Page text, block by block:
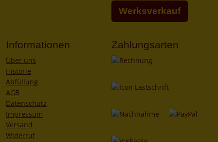
Werksverkauf
Informationen
Über uns
Historie
Abfüllung
AGB
Datenschutz
Impressum
Versand
Widerruf
Zahlungsarten